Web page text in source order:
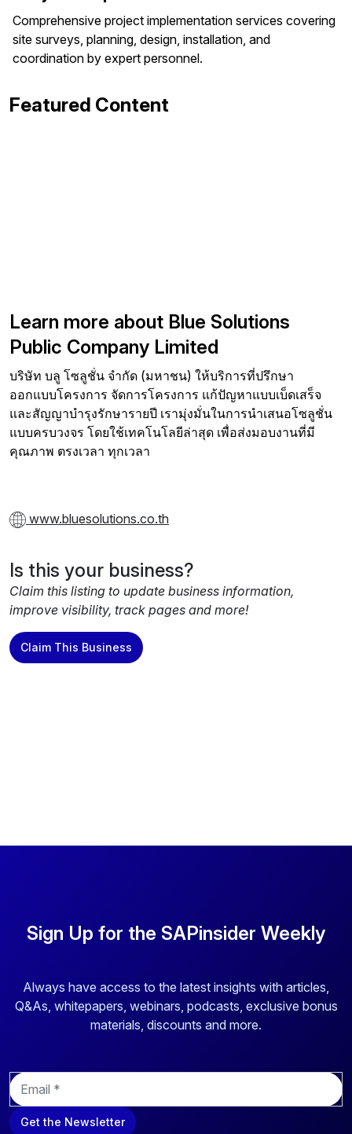
Comprehensive project implementation services covering
site surveys, planning, design, installation, and
coordination by expert personnel.
Featured Content
Learn more about Blue Solutions
Public Company Limited
บริษัท บลู โซลูชั่น จำกัด (มหาชน) ให้บริการที่ปรึกษา
ออกแบบโครงการ จัดการโครงการ แก้ปัญหาแบบเบ็ดเสร็จ
และสัญญาบำรุงรักษารายปี เรามุ่งมั่นในการนำเสนอโซลูชั่น
แบบครบวงจร โดยใช้เทคโนโลยีล่าสุด เพื่อส่งมอบงานที่มี
คุณภาพ ตรงเวลา ทุกเวลา
www.bluesolutions.co.th
Is this your business?
Claim this listing to update business information,
improve visibility, track pages and more!
Claim This Business
Sign Up for the SAPinsider Weekly
Always have access to the latest insights with articles,
Q&As, whitepapers, webinars, podcasts, exclusive bonus
materials, discounts and more.
E
m
a
i
Get the Newsletter